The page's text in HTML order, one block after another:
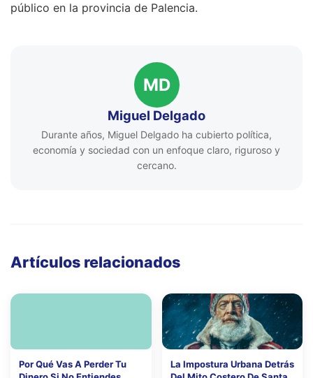
público en la provincia de Palencia.
MD
Miguel Delgado
Durante años, Miguel Delgado ha cubierto política,
economía y sociedad con un enfoque claro, riguroso y
cercano.
Artículos relacionados
Por Qué Vas A Perder Tu
La Impostura Urbana Detrás